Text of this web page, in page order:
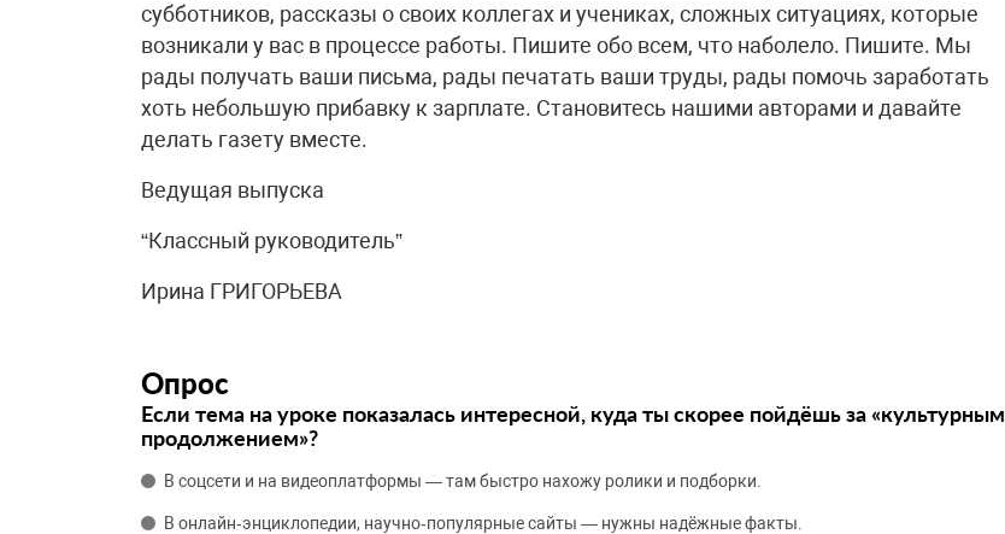
субботников, рассказы о своих коллегах и учениках, сложных ситуациях, которые
возникали у вас в процессе работы. Пишите обо всем, что наболело. Пишите. Мы
рады получать ваши письма, рады печатать ваши труды, рады помочь заработать
хоть небольшую прибавку к зарплате. Становитесь нашими авторами и давайте
делать газету вместе.
Ведущая выпуска
“Классный руководитель”
Ирина ГРИГОРЬЕВA
Опрос
Если тема на уроке показалась интересной, куда ты скорее пойдёшь за «культурным
продолжением»?
В соцсети и на видеоплатформы — там быстро нахожу ролики и подборки.
В онлайн‑энциклопедии, научно‑популярные сайты — нужны надёжные факты.